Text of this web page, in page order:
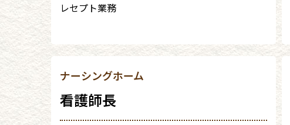
レセプト業務
ナーシングホーム
看護師長